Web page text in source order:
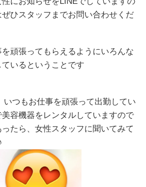
ひスタッフまでお問い合わせくだ
頑張ってもらえるようにいろんな
いるということです
いつもお仕事を頑張って出勤してい
容機器をレンタルしていますので
たら、女性スタッフに聞いてみて